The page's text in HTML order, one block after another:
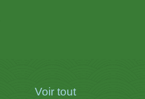
Voir tout